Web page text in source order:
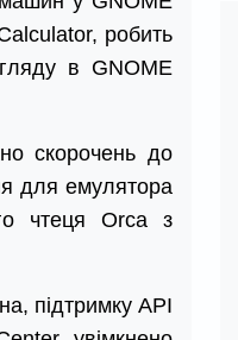
робить
в GNOME
скорочень до
для емулятора
чтеця Orca з
підтримку API